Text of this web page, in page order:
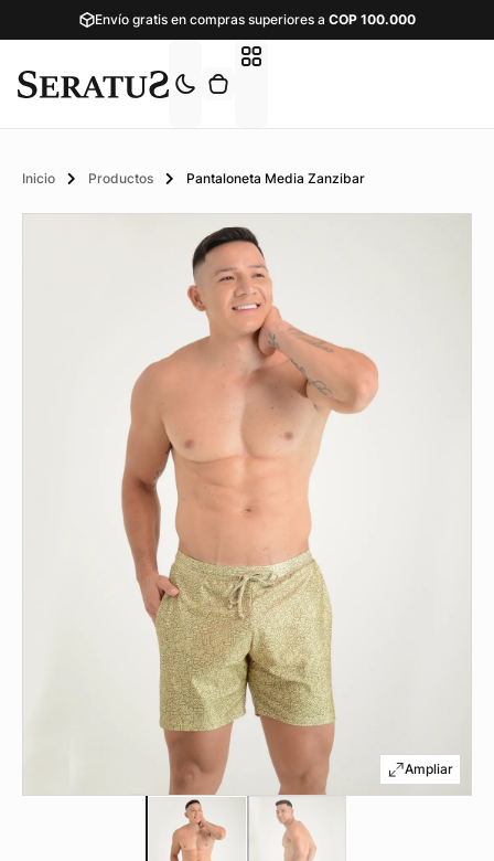
Envío gratis en compras superiores a COP100.000
Inicio Productos Pantaloneta Media Zanzibar